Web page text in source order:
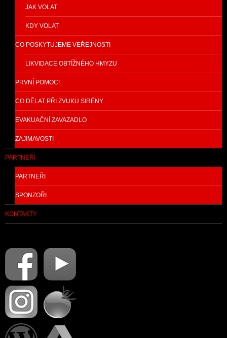
JAK VOLAT
KDY VOLAT
CO POSKYTUJEME VEŘEJNOSTI
LIKVIDACE OBTÍŽNÉHO HMYZU
PRVNÍ POMOC!
CO DĚLAT PŘI ZVUKU SIRÉNY
EVAKUAČNÍ ZAVAZADLO
ZAJIMAVOSTI
PARTNEŘI
PARTNEŘI
SPONZOŘI
KONTAKTY